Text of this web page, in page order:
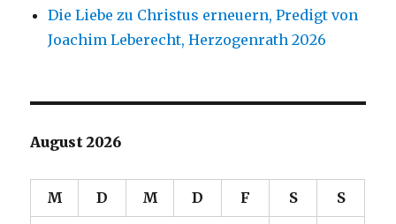
Die Liebe zu Christus erneuern, Predigt von
Joachim Leberecht, Herzogenrath 2026
August 2026
M D M D F S S